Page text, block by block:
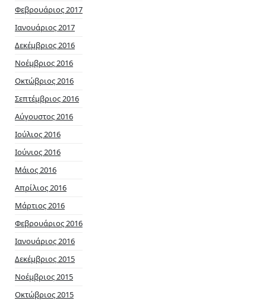
Φεβρουάριος 2017
Ιανουάριος 2017
Δεκέμβριος 2016
Νοέμβριος 2016
Οκτώβριος 2016
Σεπτέμβριος 2016
Αύγουστος 2016
Ιούλιος 2016
Ιούνιος 2016
Μάιος 2016
Απρίλιος 2016
Μάρτιος 2016
Φεβρουάριος 2016
Ιανουάριος 2016
Δεκέμβριος 2015
Νοέμβριος 2015
Οκτώβριος 2015